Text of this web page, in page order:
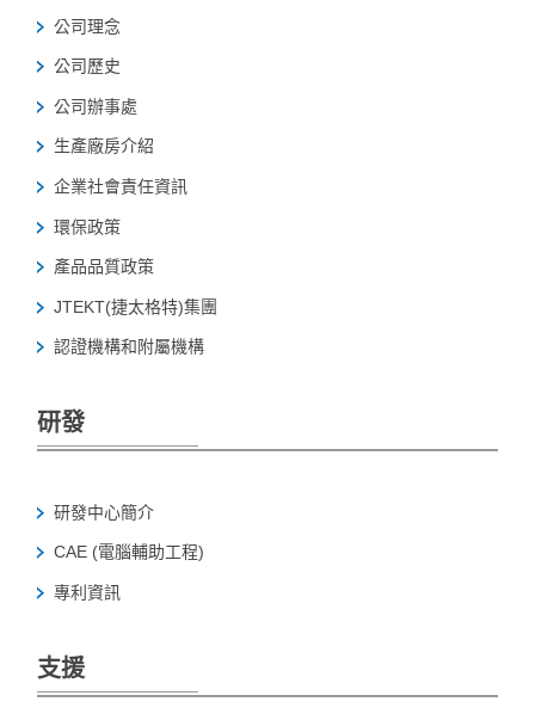
公司理念
公司歷史
公司辦事處
生產廠房介紹
企業社會責任資訊
環保政策
產品品質政策
JTEKT(捷太格特)集團
認證機構和附屬機構
研發
研發中心簡介
CAE (電腦輔助工程)
專利資訊
支援